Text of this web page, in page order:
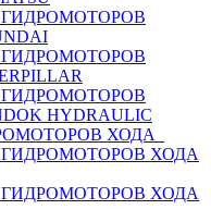
HYDRAULIC
ХОДА
ХОДА
ХОДА